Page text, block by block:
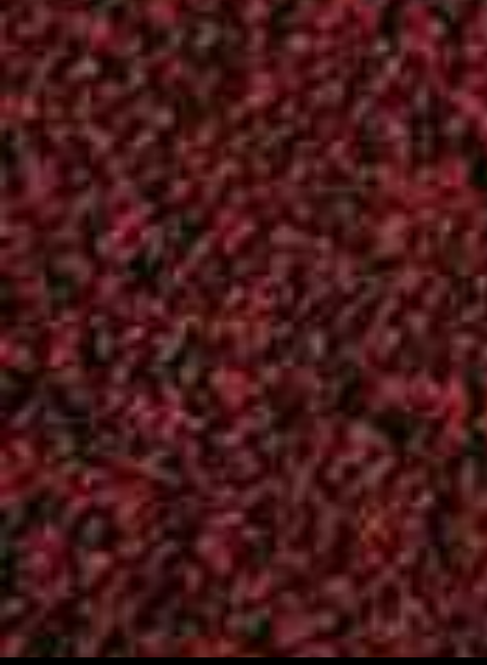
Άρθρα
Kατηγορίες
Αρχείο(266)
Ενημέρωση(262)
ΚΥΡΙΑΚΙΔΕΙΑ (61)
Επικοινωνία
ΟΔΟΣ: Καλλιγά 77
Φιλοθέη, Αθήνα
Τ.Κ.: 15237
Τηλ/fax : 210-68 41
218
email:
aof1956@gmail.com
Χάρτης
Βρείτε μας
Χάρτη!
Powered by
Google
Widget